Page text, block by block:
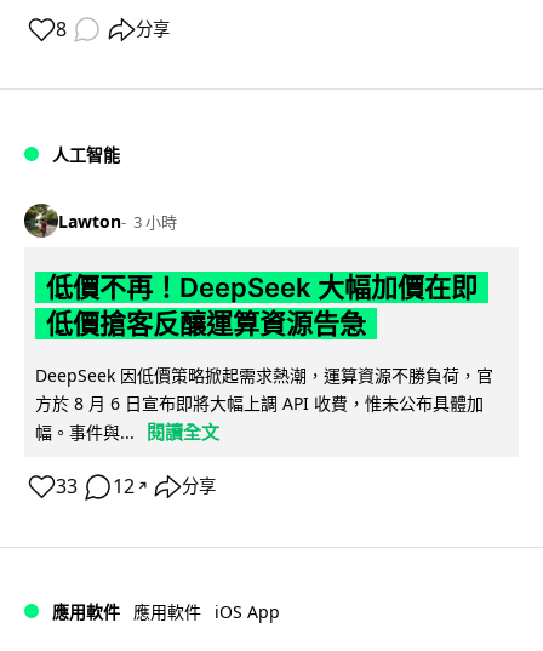
8 分享
人工智能
Lawton 3 小時
低價不再！DeepSeek 大幅加價在即
低價搶客反釀運算資源告急
DeepSeek 因低價策略掀起需求熱潮，運算資源不勝負荷，官
方於 8 月 6 日宣布即將大幅上調 API 收費，惟未公布具體加
幅。事件與...
閱讀全文
33 12 ↗ 分享
應用軟件 應用軟件 iOS App